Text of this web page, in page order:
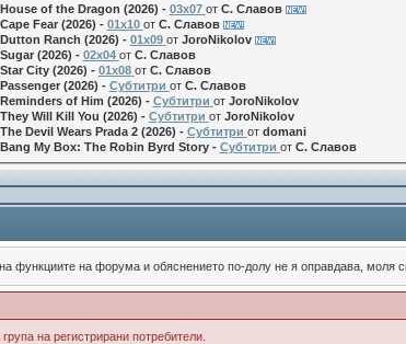
House of the Dragon (2026) - 03x07 от С. Славов
Cape Fear (2026) - 01x10 от С. Славов
Dutton Ranch (2026) - 01x09 от JoroNikolov
Sugar (2026) - 02x04 от С. Славов
Star City (2026) - 01x08 от С. Славов
Passenger (2026) - Субтитри от С. Славов
Reminders of Him (2026) - Субтитри от JoroNikolov
They Will Kill You (2026) - Субтитри от JoroNikolov
The Devil Wears Prada 2 (2026) - Субтитри от domani
Bang My Box: The Robin Byrd Story - Субтитри от С. Славов
функциите на форума и обяснението по-долу не я оправдава, моля
на регистрирани потребители.